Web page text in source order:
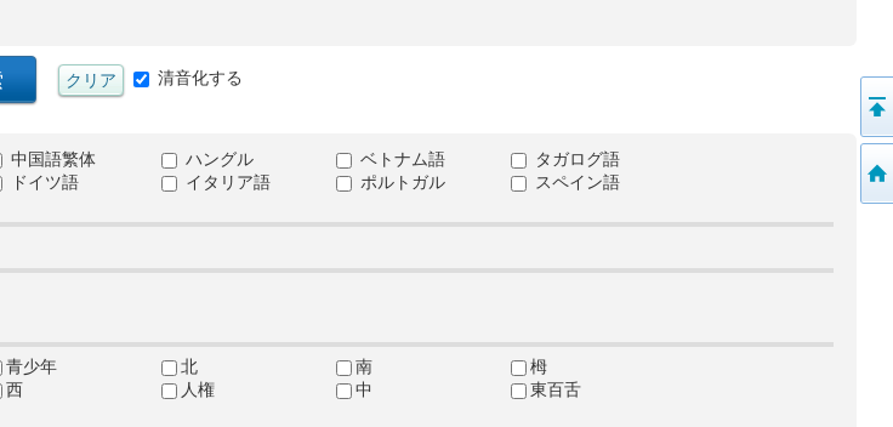
清音化する
中国語繁体 ハングル ベトナム語
タガログ語
ドイツ語 イタリア語 ポルトガル
スペイン語
青少年 北 南
栂
西 人権 中
東百舌